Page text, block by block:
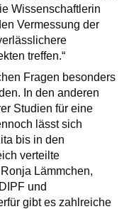
Wissenschaftlerin
Vermessung der
treffen.“
Fragen besonders
In den anderen
Studien für eine
lässt sich
bis in den
verteilte
Lämmchen,
und
gibt es zahlreiche